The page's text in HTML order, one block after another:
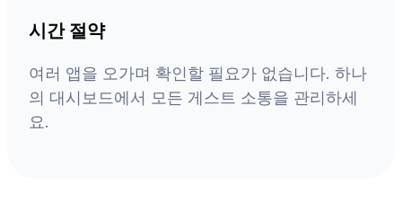
시간 절약
여러 앱을 오가며 확인할 필요가 없습니다. 하나
의 대시보드에서 모든 게스트 소통을 관리하세
요.